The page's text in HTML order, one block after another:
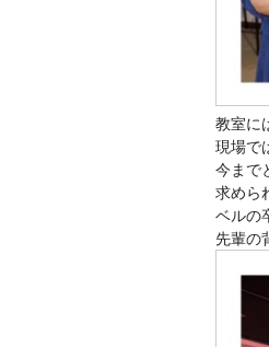
教室に
現場で
今まで
求めら
ベルの
先輩の